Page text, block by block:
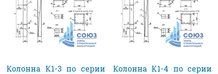
Колонна К1-3 по серии
Колонна К1-4 по серии